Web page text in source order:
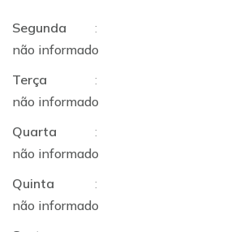
Segunda
:
não informado
Terça
:
não informado
Quarta
:
não informado
Quinta
:
não informado